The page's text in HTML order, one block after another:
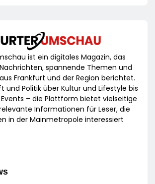
ist ein digitales Magazin, das
spannende Themen und
Frankfurt und der Region berichtet.
und Politik über Kultur und Lifestyle bis
– die Plattform bietet vielseitige
Informationen für Leser, die
in der Mainmetropole interessiert